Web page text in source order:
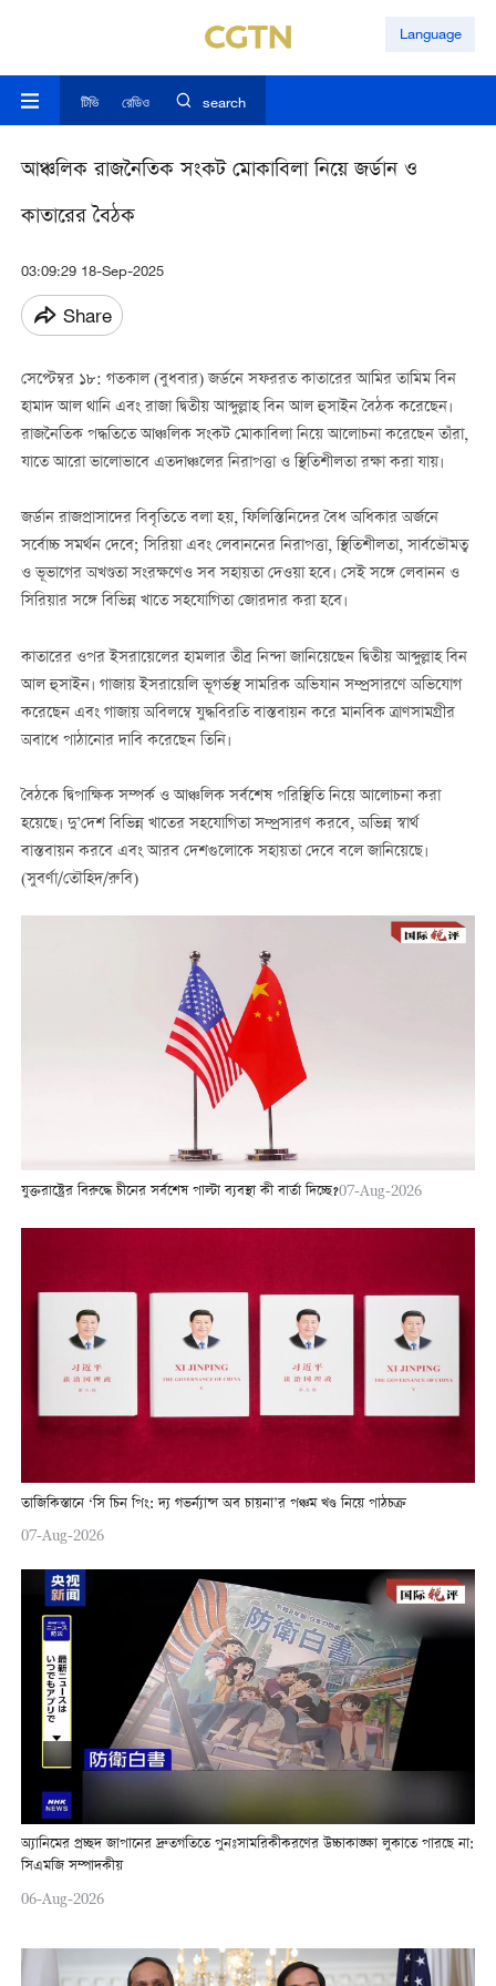
Language
টিভি রেডিও search
আঞ্চলিক রাজনৈতিক সংকট মোকাবিলা নিয়ে জর্ডান ও
কাতারের বৈঠক
03:09:29 18-Sep-2025
Share
সেপ্টেম্বর ১৮: গতকাল (বুধবার) জর্ডনে সফররত কাতারের আমির তামিম বিন
হামাদ আল থানি এবং রাজা দ্বিতীয় আব্দুল্লাহ বিন আল হুসাইন বৈঠক করেছেন।
রাজনৈতিক পদ্ধতিতে আঞ্চলিক সংকট মোকাবিলা নিয়ে আলোচনা করেছেন তাঁরা,
যাতে আরো ভালোভাবে এতদাঞ্চলের নিরাপত্তা ও স্থিতিশীলতা রক্ষা করা যায়।
জর্ডান রাজপ্রাসাদের বিবৃতিতে বলা হয়, ফিলিস্তিনিদের বৈধ অধিকার অর্জনে
সর্বোচ্চ সমর্থন দেবে; সিরিয়া এবং লেবাননের নিরাপত্তা, স্থিতিশীলতা, সার্বভৌমত্ব
ও ভূভাগের অখণ্ডতা সংরক্ষণেও সব সহায়তা দেওয়া হবে। সেই সঙ্গে লেবানন ও
সিরিয়ার সঙ্গে বিভিন্ন খাতে সহযোগিতা জোরদার করা হবে।
কাতারের ওপর ইসরায়েলের হামলার তীব্র নিন্দা জানিয়েছেন দ্বিতীয় আব্দুল্লাহ বিন
আল হুসাইন। গাজায় ইসরায়েলি ভূগর্ভস্থ সামরিক অভিযান সম্প্রসারণে অভিযোগ
করেছেন এবং গাজায় অবিলম্বে যুদ্ধবিরতি বাস্তবায়ন করে মানবিক ত্রাণসামগ্রীর
অবাধে পাঠানোর দাবি করেছেন তিনি।
বৈঠকে দ্বিপাক্ষিক সম্পর্ক ও আঞ্চলিক সর্বশেষ পরিস্থিতি নিয়ে আলোচনা করা
হয়েছে। দু’দেশ বিভিন্ন খাতের সহযোগিতা সম্প্রসারণ করবে, অভিন্ন স্বার্থ
বাস্তবায়ন করবে এবং আরব দেশগুলোকে সহায়তা দেবে বলে জানিয়েছে।
(সুবর্ণা/তৌহিদ/রুবি)
যুক্তরাষ্ট্রের বিরুদ্ধে চীনের সর্বশেষ পাল্টা ব্যবস্থা কী বার্তা দিচ্ছে?07-Aug-2026
তাজিকিস্তানে ‘সি চিন পিং: দ্য গভর্ন্যান্স অব চায়না’র পঞ্চম খণ্ড নিয়ে পাঠচক্র
07-Aug-2026
অ্যানিমের প্রচ্ছদ জাপানের দ্রুতগতিতে পুনঃসামরিকীকরণের উচ্চাকাঙ্ক্ষা লুকাতে পারছে না:
সিএমজি সম্পাদকীয়
06-Aug-2026